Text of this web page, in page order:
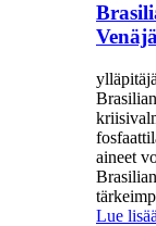
aineet
Lue lisää